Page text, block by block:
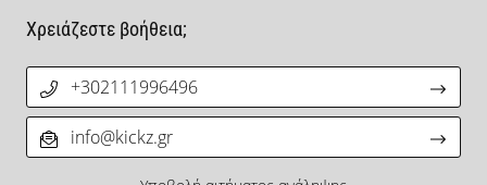
Χρειάζεστε βοήθεια;
+302111996496
info@kickz.gr